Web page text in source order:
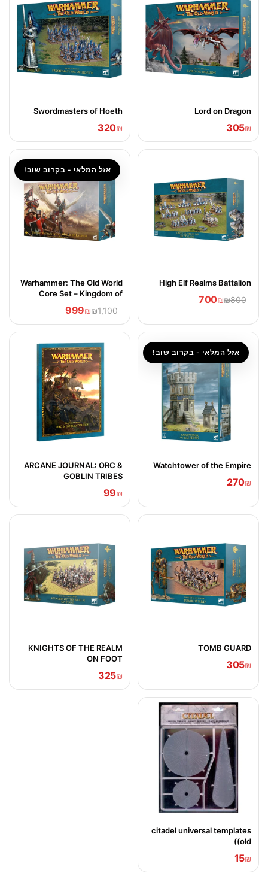
Lord on Dragon
₪
305
Swordmasters of Hoeth
₪
320
High Elf Realms Battalion
₪800
₪
700
אזל המלאי - בקרוב שוב!
Warhammer: The Old World
Core Set – Kingdom of
₪1,100
₪
999
אזל המלאי - בקרוב שוב!
Watchtower of the Empire
₪
270
ARCANE JOURNAL: ORC &
GOBLIN TRIBES
₪
99
TOMB GUARD
₪
305
KNIGHTS OF THE REALM
ON FOOT
₪
325
citadel universal templates
(old)
₪
15